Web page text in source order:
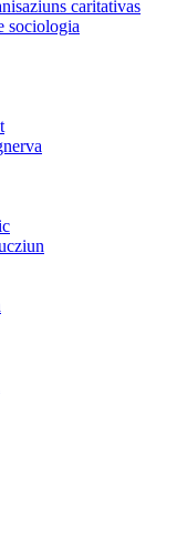
caritativas
sociologia